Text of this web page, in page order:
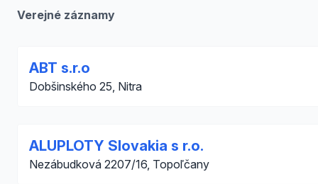
Verejné záznamy
ABT s.r.o
Dobšinského 25, Nitra
ALUPLOTY Slovakia s r.o.
Nezábudková 2207/16, Topoľčany